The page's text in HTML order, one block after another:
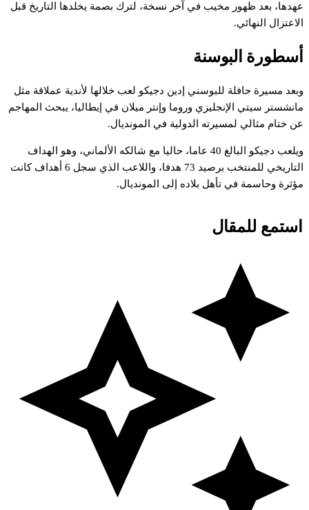
عهدها، بعد ظهور مخيب في آخر نسخة، لترك بصمة يخلدها التاريخ قبل
الاعتزال النهائي.
أسطورة البوسنة
وبعد مسيرة حافلة للبوسني إدين دجيكو لعب خلالها لأندية عملاقة مثل
مانشستر سيتي الإنجليزي وروما وإنتر ميلان في إيطاليا، يبحث المهاجم
عن ختام مثالي لمسيرته الدولية في المونديال.
ويلعب دجيكو البالغ 40 عاما، حاليا مع شالكه الألماني، وهو الهداف
التاريخي للمنتخب برصيد 73 هدفا، واللاعب الذي سجل 6 أهداف كانت
مؤثرة وحاسمة في تأهل بلاده إلى المونديال.
استمع للمقال